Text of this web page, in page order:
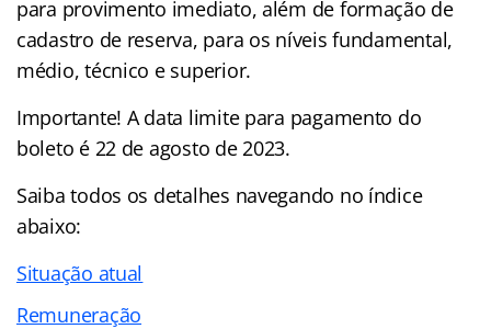
para provimento imediato, além de formação de
cadastro de reserva, para os níveis fundamental,
médio, técnico e superior.
Importante! A data limite para pagamento do
boleto é 22 de agosto de 2023.
Saiba todos os detalhes navegando no índice
abaixo:
Situação atual
Remuneração